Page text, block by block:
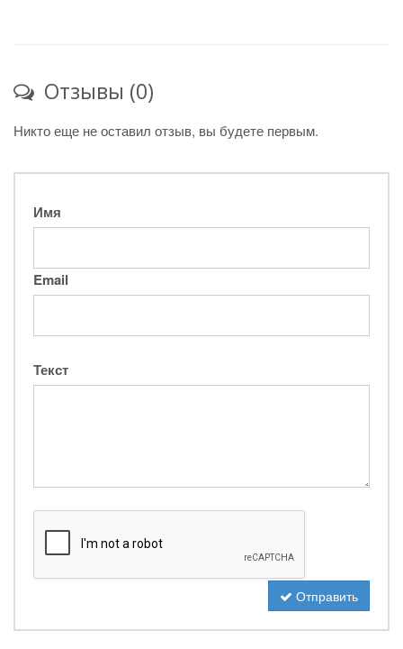
Отзывы (0)
Никто еще не оставил отзыв, вы будете первым.
Имя
Email
Текст
Отправить